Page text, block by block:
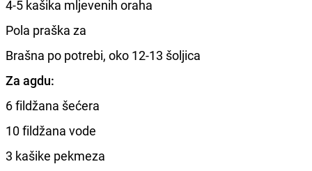
4-5 kašika mljevenih oraha
Pola praška za
Brašna po potrebi, oko 12-13 šoljica
Za agdu:
6 fildžana šećera
10 fildžana vode
3 kašike pekmeza